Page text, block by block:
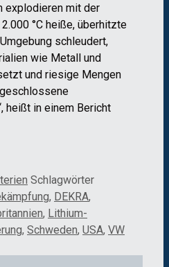
explodieren mit der
°C heiße, überhitzte
schleudert,
wie Metall und
und riesige Mengen
heißt in einem Bericht
Schlagwörter
, DEKRA,
, Lithium-
, Schweden, USA, VW